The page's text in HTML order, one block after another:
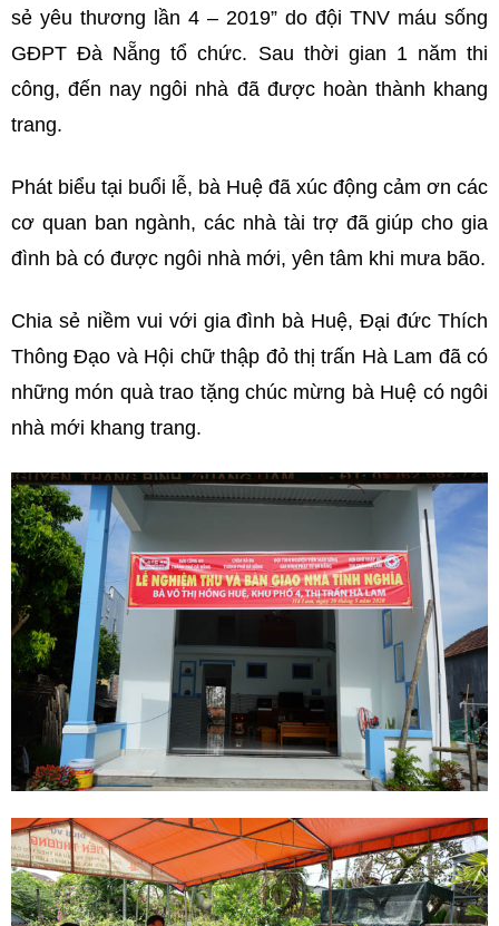
sẻ yêu thương lần 4 – 2019” do đội TNV máu sống
GĐPT Đà Nẵng tổ chức. Sau thời gian 1 năm thi
công, đến nay ngôi nhà đã được hoàn thành khang
trang.
Phát biểu tại buổi lễ, bà Huệ đã xúc động cảm ơn các
cơ quan ban ngành, các nhà tài trợ đã giúp cho gia
đình bà có được ngôi nhà mới, yên tâm khi mưa bão.
Chia sẻ niềm vui với gia đình bà Huệ, Đại đức Thích
Thông Đạo và Hội chữ thập đỏ thị trấn Hà Lam đã có
những món quà trao tặng chúc mừng bà Huệ có ngôi
nhà mới khang trang.